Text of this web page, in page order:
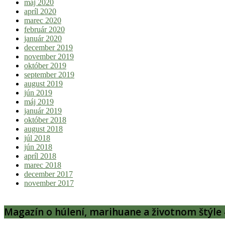
máj 2020
apríl 2020
marec 2020
február 2020
január 2020
december 2019
november 2019
október 2019
september 2019
august 2019
jún 2019
máj 2019
január 2019
október 2018
august 2018
júl 2018
jún 2018
apríl 2018
marec 2018
december 2017
november 2017
Magazín o húlení, marihuane a životnom štýle